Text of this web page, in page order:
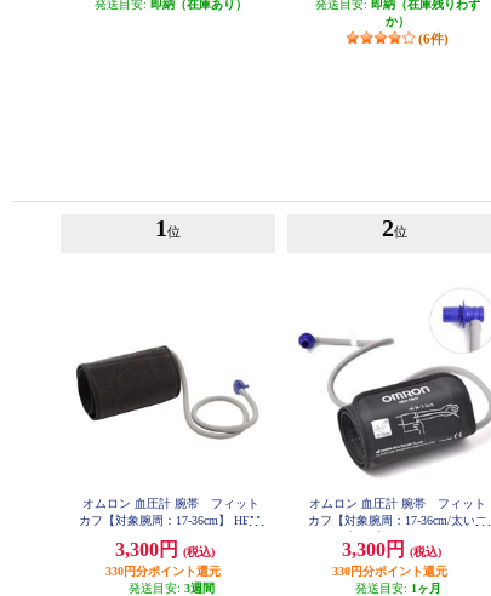
発送目安: 即納（在庫あり）
発送目安: 即納（在庫残りわず
か）
(6件)
1 位
オムロン 血圧計 腕帯 フィット
カフ【対象腕周：17-36cm】 HEM-
3,300円
(税込)
330円分ポイント還元
発送目安: 3週間
2位
オムロン 血圧計 腕帯 フィット
カフ【対象腕周：17-36cm/太いエ
3,300円
(税込)
330円分ポイント還元
発送目安: 1ヶ月